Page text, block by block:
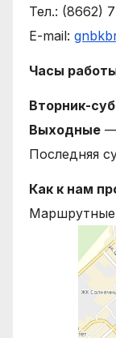
Тел.: (8662)
E-mail:
Часы
Вторник-
Выходные —
Последняя
Как к нам
Маршрутные